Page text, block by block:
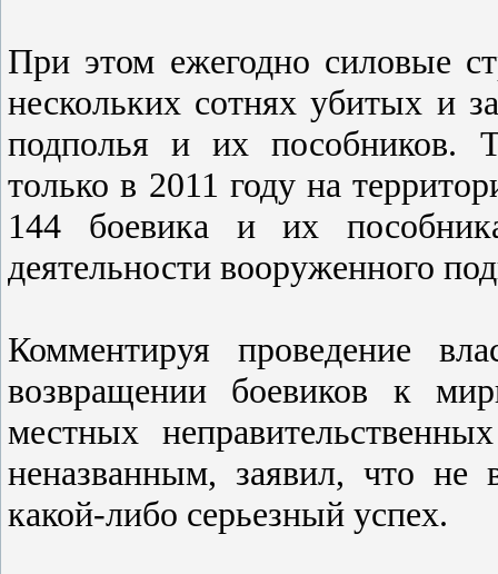
При этом ежегодно силовые
нескольких сотнях убитых и
подполья и их пособников.
только в 2011 году на
144 боевика и их
деятельности вооруженного
Комментируя проведение
возвращении боевиков к
местных
неназванным, заявил, что
какой-либо серьезный успех.